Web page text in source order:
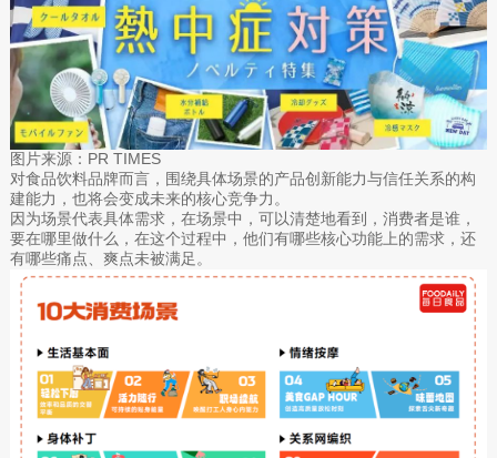
图片来源：PR TIMES
对食品饮料品牌而言，围绕具体场景的产品创新能力与信任关系的构
建能力，也将会变成未来的核心竞争力。
因为场景代表具体需求，在场景中，可以清楚地看到，消费者是谁，
要在哪里做什么，在这个过程中，他们有哪些核心功能上的需求，还
有哪些痛点、爽点未被满足。